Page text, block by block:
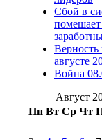
августа
№98 8
августа
2017 г(9)
2016 г(12)
августа
августа
Сбой в
Верность
августе
Война
Август
Пн Вт Ср Чт